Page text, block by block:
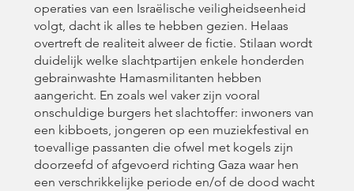
operaties van een Israëlische veiligheidseenheid
volgt, dacht ik alles te hebben gezien. Helaas
overtreft de realiteit alweer de fictie. Stilaan wordt
duidelijk welke slachtpartijen enkele honderden
gebrainwashte Hamasmilitanten hebben
aangericht. En zoals wel vaker zijn vooral
onschuldige burgers het slachtoffer: inwoners van
een kibboets, jongeren op een muziekfestival en
toevallige passanten die ofwel met kogels zijn
doorzeefd of afgevoerd richting Gaza waar hen
een verschrikkelijke periode en/of de dood wacht